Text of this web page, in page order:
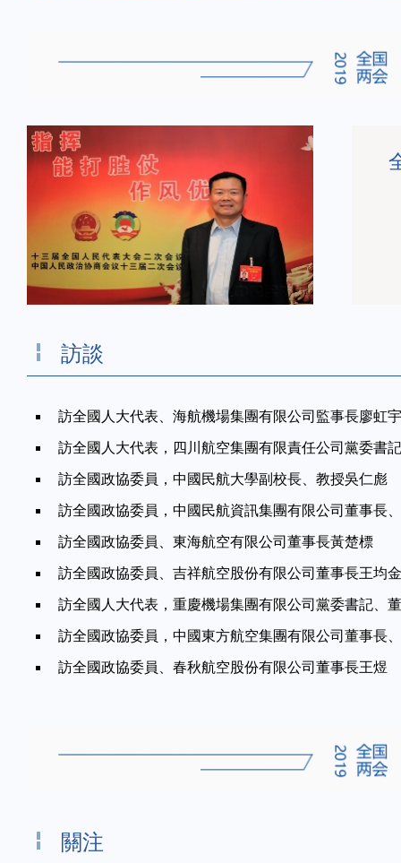
訪談
訪全國人大代表、海航機場集團有限公司監事長廖虹宇
訪全國人大代表，四川航空集團有限責任公司黨委書
訪全國政協委員，中國民航大學副校長、教授吳仁彪
訪全國政協委員，中國民航資訊集團有限公司董事長
訪全國政協委員、東海航空有限公司董事長黃楚標
訪全國政協委員、吉祥航空股份有限公司董事長王均金
訪全國人大代表，重慶機場集團有限公司黨委書記、
訪全國政協委員，中國東方航空集團有限公司董事長
訪全國政協委員、春秋航空股份有限公司董事長王煜
民航
服務
士曹
這幾年，中國民航積極推動正點率，提
高服務，應該説一年比一年好。我們出國一
般都選中國民航，安全有保證。但有時候我
公司來説遠機位比近機位更花錢，能不能通
過一些辦法來解決遠機位的問題，提高旅客
的滿意度。
席、民盟雲南省委主委徐彬
中國民航
提升，當然
望航空公司
與民航之
——全國人
學院工程
關注